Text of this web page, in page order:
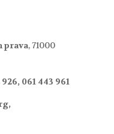
prava, 71000
926, 061 443 961